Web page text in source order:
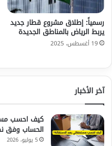
رسمياً: إطلاق مشروع قطار جديد
يربط الرياض بالمناطق الجديدة
19 أغسطس، 2025
آخر الأخبار
كيف احسب
الحساب وفق
5 يوليو، 2026